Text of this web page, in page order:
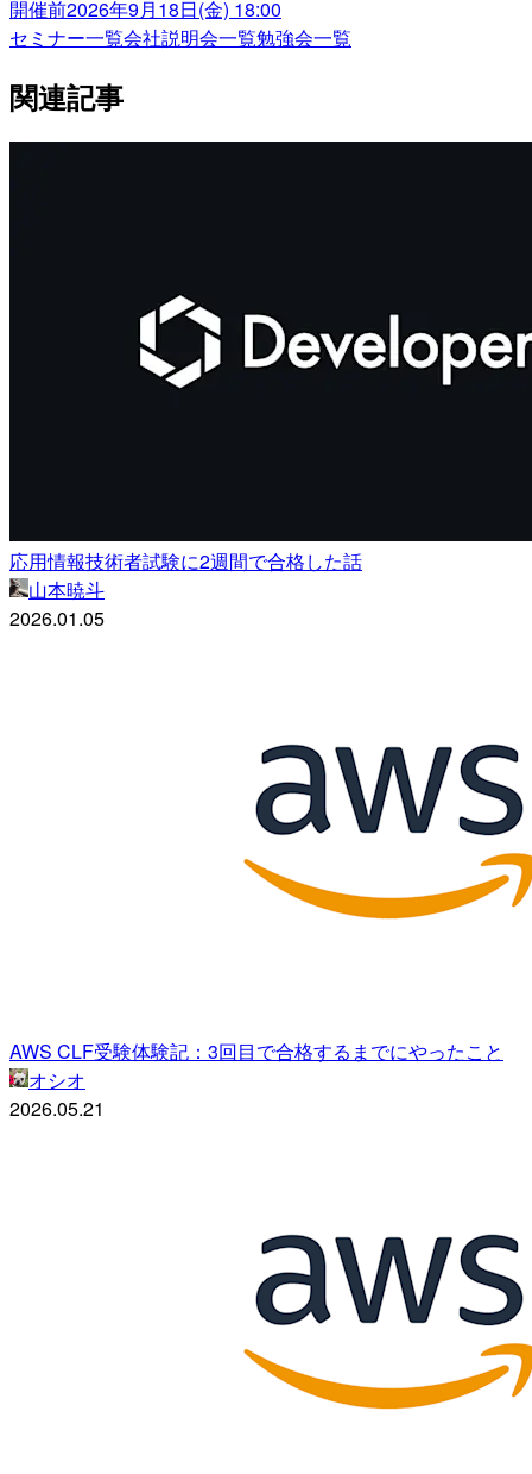
開催前2026年9月18日(金) 18:00
セミナー一覧会社説明会一覧勉強会一覧
関連記事
応用情報技術者試験に2週間で合格した話
山本暁斗
2026.01.05
AWS CLF受験体験記：3回目で合格するまでにやったこと
オシオ
2026.05.21